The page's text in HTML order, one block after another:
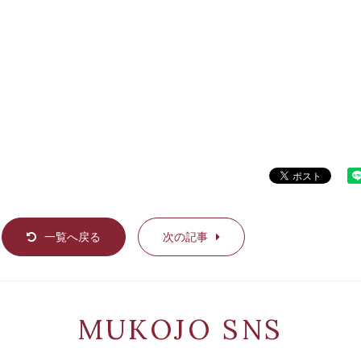
一覧へ戻る 次の記事
MUKOJO SNS